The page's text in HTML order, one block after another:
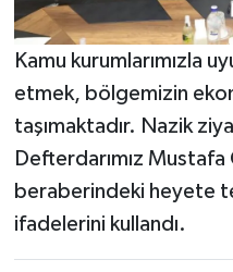
Kamu kurumlarımızla
etmek, bölgemizin
taşımaktadır. Nazik
Defterdarımız
beraberindeki heyete
ifadelerini kullandı.